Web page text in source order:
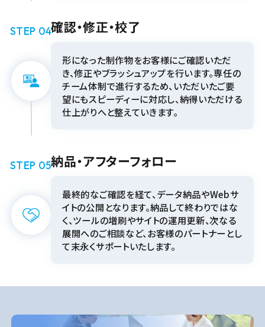
STEP 04確認・修正・校了
形になった制作物をお客様にご確認いただ
き、修正やブラッシュアップを行います。専任の
チーム体制で進行するため、いただいたご要
望にもスピーディーに対応し、納得いただける
仕上がりへと整えていきます。
STEP 05納品・アフターフォロー
最終的なご確認を経て、データ納品やWebサ
イトの公開となります。納品して終わりではな
く、ツールの増刷やサイトの運用更新、次なる
展開へのご相談など、お客様のパートナーとし
て末永くサポートいたします。